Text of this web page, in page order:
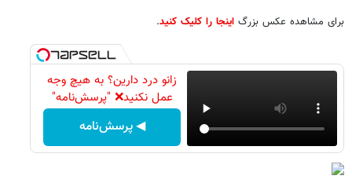
برای مشاهده عکس بزرگ اینجا را کلیک کنید.
زانو درد دارین؟ به هیچ وجه
عمل نکنید❌ "پرسش‌نامه"
◀ پرسش‌نامه